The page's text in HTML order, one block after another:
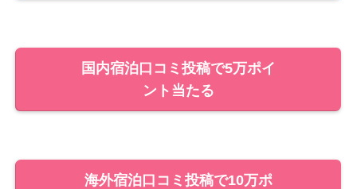
国内宿泊口コミ投稿で5万ポイ
ント当たる
海外宿泊口コミ投稿で10万ポ